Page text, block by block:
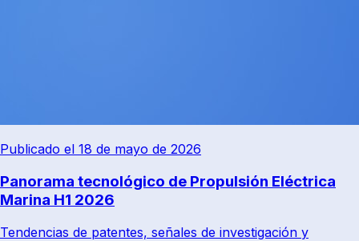
Publicado el 18 de mayo de 2026
Panorama tecnológico de Propulsión Eléctrica
Marina H1 2026
Tendencias de patentes, señales de investigación y